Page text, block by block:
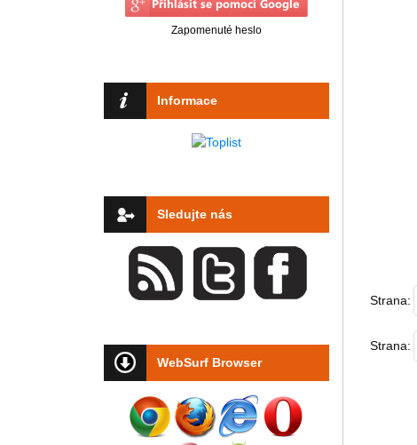
Zapomenuté heslo
Informace
Sledujte nás
WebSurf Browser
Strana:
Strana: